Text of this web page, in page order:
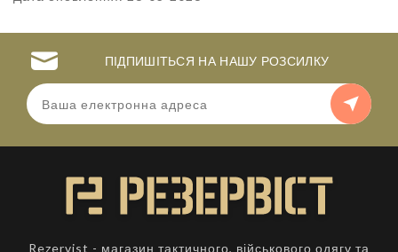
ПІДПИШІТЬСЯ НА НАШУ РОЗСИЛКУ
Rezervist - магазин тактичного, військового одягу та